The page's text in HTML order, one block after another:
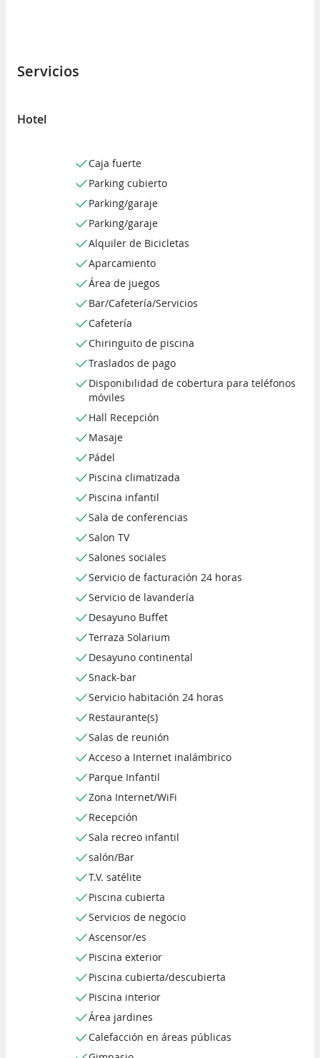
Servicios
Hotel
Caja fuerte
Parking cubierto
Parking/garaje
Parking/garaje
Alquiler de Bicicletas
Aparcamiento
Área de juegos
Bar/Cafetería/Servicios
Cafetería
Chiringuito de piscina
Traslados de pago
Disponibilidad de cobertura para teléfonos
móviles
Hall Recepción
Masaje
Pádel
Piscina climatizada
Piscina infantil
Sala de conferencias
Salon TV
Salones sociales
Servicio de facturación 24 horas
Servicio de lavandería
Desayuno Buffet
Terraza Solarium
Desayuno continental
Snack-bar
Servicio habitación 24 horas
Restaurante(s)
Salas de reunión
Acceso a Internet inalámbrico
Parque Infantil
Zona Internet/WiFi
Recepción
Sala recreo infantil
salón/Bar
T.V. satélite
Piscina cubierta
Servicios de negocio
Ascensor/es
Piscina exterior
Piscina cubierta/descubierta
Piscina interior
Área jardines
Calefacción en áreas públicas